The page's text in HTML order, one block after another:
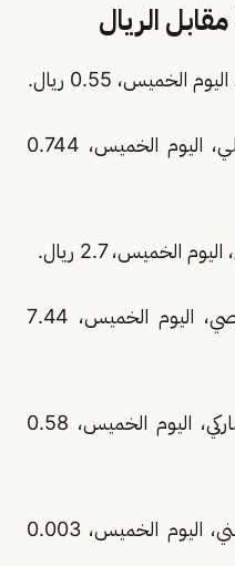
الريال
الخميس، 0.55 ريال.
سعر الريال مقابل الريال البرازيلي، اليوم الخميس، 0.744
الخميس، 2.7 ريال.
سعر الريال مقابل الجنيه القبرصي، اليوم الخميس، 7.44
سعر الريال مقابل الكرون الدنماركي، اليوم الخميس، 0.58
سعر الريال مقابل البيزو الأرجنتيني، اليوم الخميس، 0.003